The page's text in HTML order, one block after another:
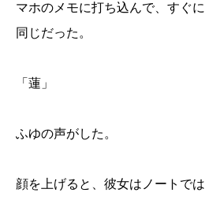
マホのメモに打ち込んで、すぐ
同じだった。
「蓮」
ふゆの声がした。
顔を上げると、彼女はノートで